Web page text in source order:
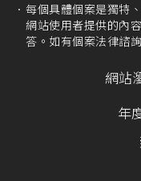
每個具體個案是獨特
網站使用者提供的內
答。如有個案法律諮
網站
年